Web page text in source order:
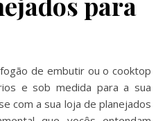
de embutir ou o cooktop
e sob medida para a sua
com a sua loja de planejados